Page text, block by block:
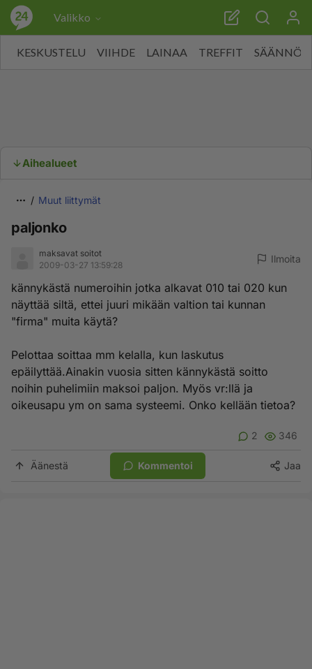
Valikko
KESKUSTELU VIIHDE LAINAA TREFFIT SÄÄNNÖT
Aihealueet
Muut liittymät
paljonko
maksavat soitot
2009-03-27 13:59:28
Ilmoita
kännykästä numeroihin jotka alkavat 010 tai 020 kun
näyttää siltä, ettei juuri mikään valtion tai kunnan
"firma" muita käytä?
Pelottaa soittaa mm kelalla, kun laskutus
epäilyttää.Ainakin vuosia sitten kännykästä soitto
noihin puhelimiin maksoi paljon. Myös vr:llä ja
oikeusapu ym on sama systeemi. Onko kellään tietoa?
2 346
Äänestä Kommentoi Jaa